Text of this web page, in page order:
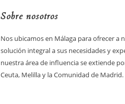
Sobre nosotros
Nos ubicamos en Málaga para ofrecer a
solución integral a sus necesidades y
nuestra área de influencia se extiende
Ceuta, Melilla y la Comunidad de Madrid.